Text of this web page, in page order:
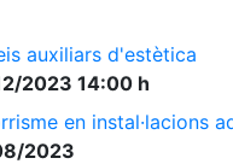
auxiliars d'estètica
2023 14:00 h
en instal·lacions
2023